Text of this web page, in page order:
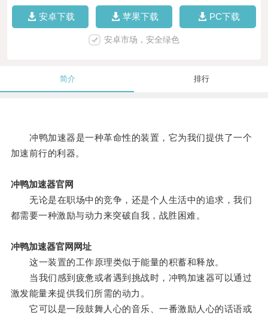
安卓下载 苹果下载 PC下载
安卓市场，安全绿色
简介 排行
冲鸭加速器是一种革命性的装置，它为我们提供了一个
加速前行的利器。
冲鸭加速器官网
无论是在职场中的竞争，还是个人生活中的追求，我们
都需要一种激励与动力来突破自我，战胜困难。
冲鸭加速器官网网址
这一装置的工作原理类似于能量的积蓄和释放。
当我们感到疲惫或者遇到挑战时，冲鸭加速器可以通过
激发能量来提供我们所需的动力。
它可以是一段鼓舞人心的音乐、一番激励人心的话语或